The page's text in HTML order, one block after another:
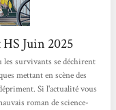
Juin 2025
les survivants se déchirent
mettant en scène des
Si l'actualité vous
roman de science-